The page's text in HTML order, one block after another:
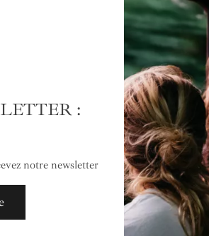
:
notre newsletter